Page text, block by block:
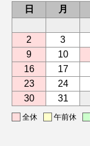
日
月
2
3
9
10
16
17
23
24
30
31
全休 午前休